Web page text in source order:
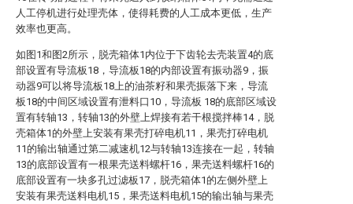
人工停机进行处理壳体，使得耗费的人工成本更低，生产
效率也更高。
如图1和图2所示，脱壳箱体1内位于下齿轮去壳装置4的底
部设置有导流板18，导流板18的内部设置有振动器9，振
动器9可以将导流板18上的油茶籽和果壳振落下来，导流
板18的中间区域设置有泄料口10，导流板 18的底部区域设
置有转轴13，转轴13的外壁上焊接有若干根搅拌棒14，脱
壳箱体1的外壁上安装有果壳打碎电机11，果壳打碎电机
11的输出轴通过第二减速机12与转轴13连接在一起，转轴
13的底部设置有一根果壳送料螺杆16，果壳送料螺杆16的
底部设置有一块多孔过滤板17，脱壳箱体1的左侧外壁上
安装有果壳送料电机15，果壳送料电机15的输出轴与果壳